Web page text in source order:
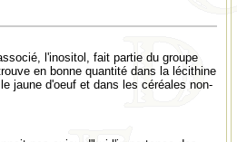
l'inositol, fait partie du groupe
en bonne quantité dans la lécithine
jaune d'oeuf et dans les céréales non-